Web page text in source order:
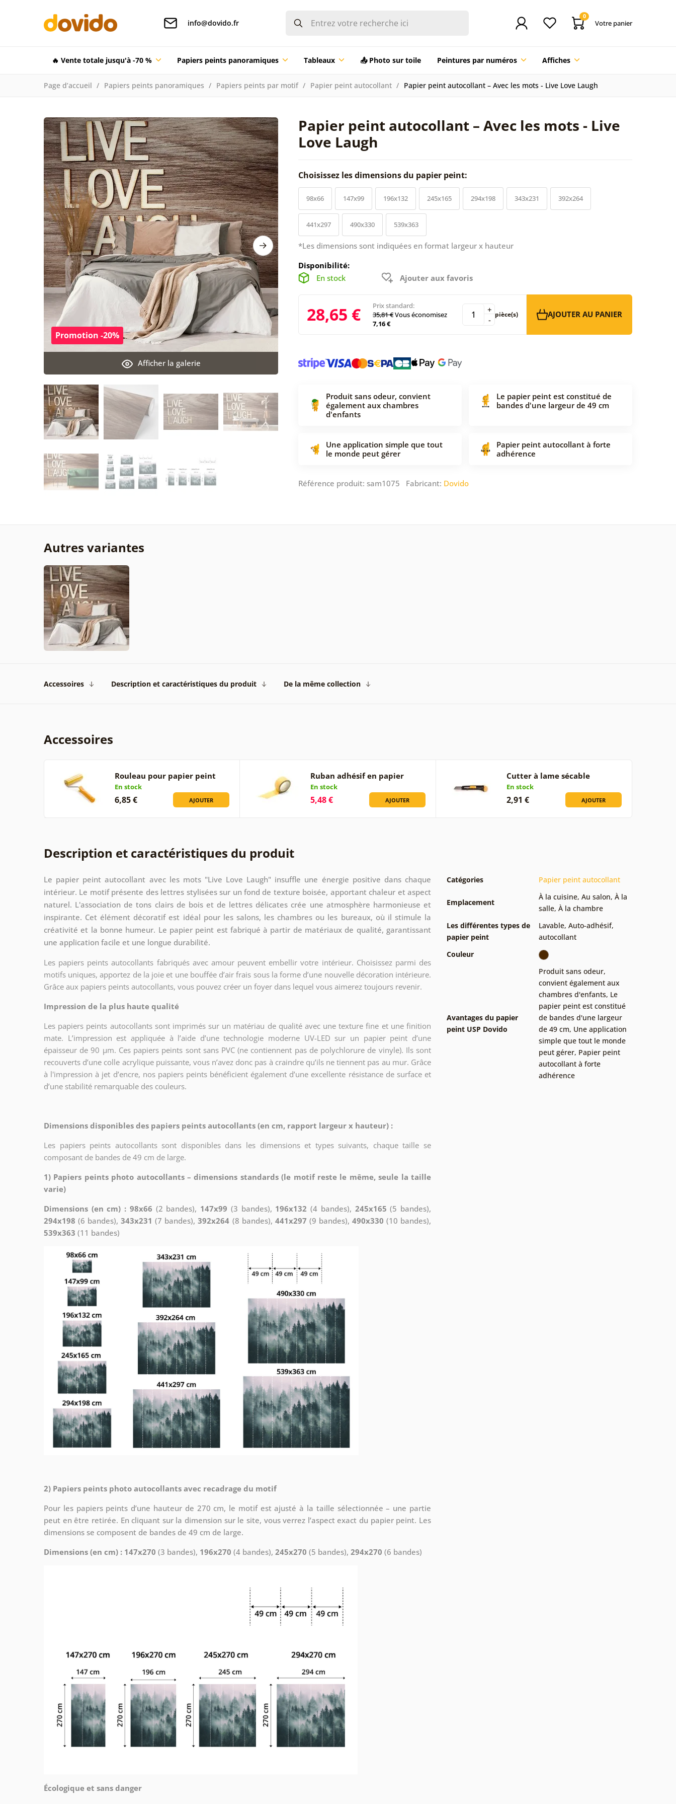
info@dovido.fr
0
Votre panier
🔥 Vente totale jusqu'à -70 % Papiers peints panoramiques Tableaux 📤 Photo sur toile Peintures par numéros Affiches
Page d’accueil Papiers peints panoramiques Papiers peints par motif Papier peint autocollant Papier peint autocollant – Avec les mots - Live Love Laugh
Papier peint autocollant – Avec les mots - Live
Love Laugh
Afficher la galerie
Promotion -20%
Choisissez les dimensions du papier peint:
98x66 147x99 196x132 245x165 294x198 343x231 392x264
441x297 490x330 539x363
*Les dimensions sont indiquées en format largeur x hauteur
Disponibilité:
En stock
Ajouter aux favoris
28,65 €
Prix standard:
35,81 €Vous économisez
7,16 €
-
+ pièce(s) AJOUTER AU PANIER
Produit sans odeur, convient
également aux chambres
d'enfants
Le papier peint est constitué de
bandes d'une largeur de 49 cm
Une application simple que tout
le monde peut gérer
Papier peint autocollant à forte
adhérence
Référence produit: sam1075 Fabricant: Dovido
Autres variantes
Accessoires Description et caractéristiques du produit De la même collection
Accessoires
Rouleau pour papier peint
En stock
6,85 € AJOUTER
Ruban adhésif en papier
En stock
5,48 € AJOUTER
Cutter à lame sécable
En stock
2,91 € AJOUTER
Description et caractéristiques du produit
Le papier peint autocollant avec les mots "Live Love Laugh" insuffle une énergie positive dans chaque
intérieur. Le motif présente des lettres stylisées sur un fond de texture boisée, apportant chaleur et aspect
naturel. L'association de tons clairs de bois et de lettres délicates crée une atmosphère harmonieuse et
inspirante. Cet élément décoratif est idéal pour les salons, les chambres ou les bureaux, où il stimule la
créativité et la bonne humeur. Le papier peint est fabriqué à partir de matériaux de qualité, garantissant
une application facile et une longue durabilité.
Les papiers peints autocollants fabriqués avec amour peuvent embellir votre intérieur. Choisissez parmi des
motifs uniques, apportez de la joie et une bouffée d’air frais sous la forme d’une nouvelle décoration intérieure.
Grâce aux papiers peints autocollants, vous pouvez créer un foyer dans lequel vous aimerez toujours revenir.
Impression de la plus haute qualité
Les papiers peints autocollants sont imprimés sur un matériau de qualité avec une texture fine et une finition
mate. L’impression est appliquée à l’aide d’une technologie moderne UV-LED sur un papier peint d’une
épaisseur de 90 µm. Ces papiers peints sont sans PVC (ne contiennent pas de polychlorure de vinyle). Ils sont
recouverts d’une colle acrylique puissante, vous n’avez donc pas à craindre qu’ils ne tiennent pas au mur. Grâce
à l'impression à jet d’encre, nos papiers peints bénéficient également d’une excellente résistance de surface et
d’une stabilité remarquable des couleurs.
Dimensions disponibles des papiers peints autocollants (en cm, rapport largeur x hauteur) :
Les papiers peints autocollants sont disponibles dans les dimensions et types suivants, chaque taille se
composant de bandes de 49 cm de large.
1) Papiers peints photo autocollants – dimensions standards (le motif reste le même, seule la taille
varie)
Dimensions (en cm) : 98x66 (2 bandes), 147x99 (3 bandes), 196x132 (4 bandes), 245x165 (5 bandes),
294x198 (6 bandes),343x231 (7 bandes),392x264 (8 bandes), 441x297 (9 bandes), 490x330 (10 bandes),
539x363 (11 bandes)
2) Papiers peints photo autocollants avec recadrage du motif
Pour les papiers peints d’une hauteur de 270 cm, le motif est ajusté à la taille sélectionnée – une partie
peut en être retirée. En cliquant sur la dimension sur le site, vous verrez l’aspect exact du papier peint. Les
dimensions se composent de bandes de 49 cm de large.
Dimensions (en cm) : 147x270 (3 bandes), 196x270 (4 bandes), 245x270 (5 bandes), 294x270 (6 bandes)
Écologique et sans danger
Catégories Papier peint autocollant
Emplacement
À la cuisine, Au salon, À la
salle, À la chambre
Les différentes types de
papier peint
Lavable, Auto-adhésif,
autocollant
Couleur
Avantages du papier
peint USP Dovido
Produit sans odeur,
convient également aux
chambres d'enfants, Le
papier peint est constitué
de bandes d'une largeur
de 49 cm, Une application
simple que tout le monde
peut gérer, Papier peint
autocollant à forte
adhérence